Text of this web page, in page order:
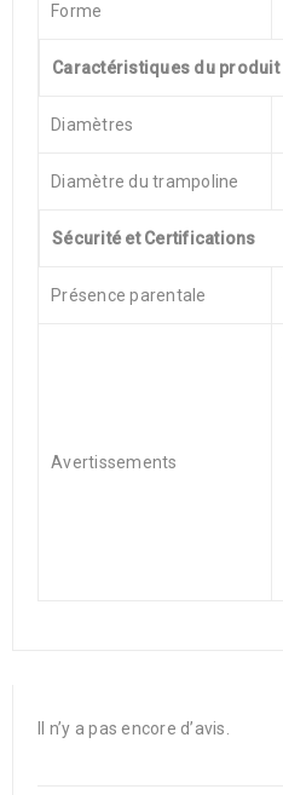
Forme
Caractéristiques du produit
Diamètres
Diamètre du trampoline
Sécurité et Certifications
Présence parentale
Avertissements
Il n’y a pas encore d’avis.